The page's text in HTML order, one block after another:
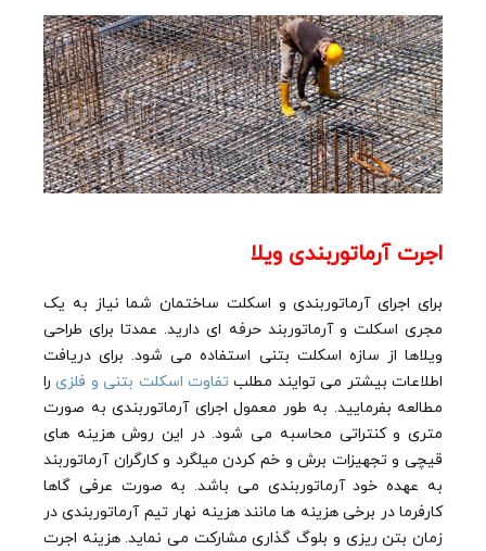
اجرت آرماتوربندی ویلا
برای اجرای آرماتوربندی و اسکلت ساختمان شما نیاز به یک
مجری اسکلت و آرماتوربند حرفه ای دارید. عمدتا برای طراحی
ویلاها از سازه اسکلت بتنی استفاده می شود. برای دریافت
اطلاعات بیشتر می توایند مطلب تفاوت اسکلت بتنی و فلزیرا
مطالعه بفرمایید. به طور معمول اجرای آرماتوربندی به صورت
متری و کنتراتی محاسبه می شود. در این روش هزینه های
قیچی و تجهیزات برش و خم کردن میلگرد و کارگران آرماتوربند
به عهده خود آرماتوربندی می باشد. به صورت عرفی گاها
کارفرما در برخی هزینه ها مانند هزینه نهار تیم آرماتوربندی در
زمان بتن ریزی و بلوگ گذاری مشارکت می نماید. هزینه اجرت